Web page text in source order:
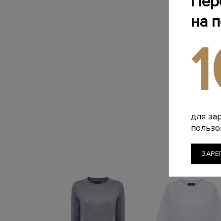
на
для